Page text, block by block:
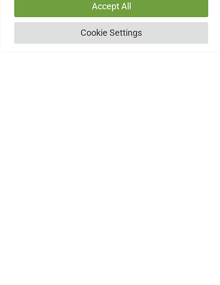
Cookie Settings
Accept All
Nupirkite man kavos